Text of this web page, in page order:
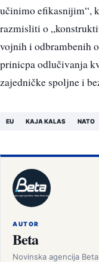
učinimo efikasnijim“,
razmisliti o
vojnih i odbrambenih
prinicpa odlučivanja
zajedničke spoljne i
EU KAJA KALAS NATO
AUTOR
Beta
Novinska agencija